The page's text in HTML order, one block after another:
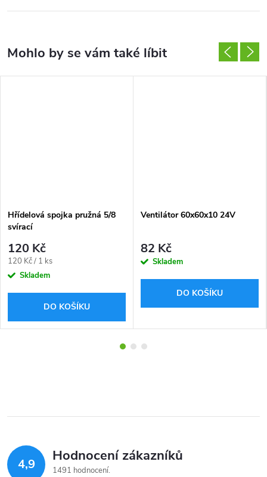
Hřídelová spojka pružná 5/8
svírací
120 Kč
Měrná
cena:
120 Kč / 1 ks
Skladem
DO KOŠÍKU
Ventilátor 60x60x10 24V
82 Kč
Skladem
DO KOŠÍKU
4,9 Hodnocení zákazníků
1491 hodnocení